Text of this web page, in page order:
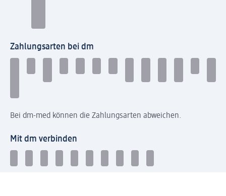
Zahlungsarten bei dm
Bei dm-med können die Zahlungsarten abweichen.
Mit dm verbinden